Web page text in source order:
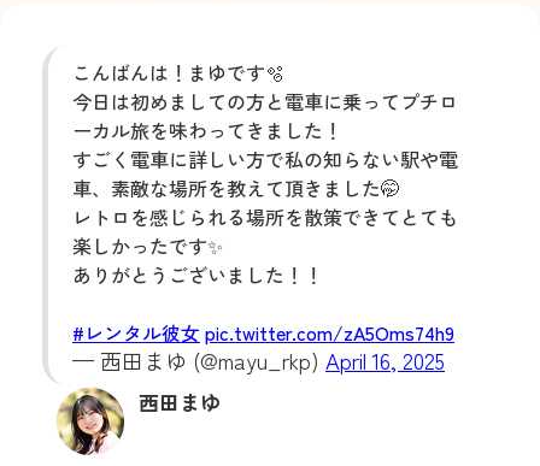
こんばんは！まゆです🫧
今日は初めましての方と電車に乗ってプチロ
ーカル旅を味わってきました！
すごく電車に詳しい方で私の知らない駅や電
車、素敵な場所を教えて頂きました🤭
レトロを感じられる場所を散策できてとても
楽しかったです✨️
ありがとうございました！！
#レンタル彼女 pic.twitter.com/zA5Oms74h9
— 西田まゆ (@mayu_rkp) April 16, 2025
西田まゆ